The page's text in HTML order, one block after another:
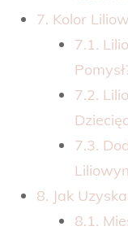
7. Kolor
7.1.
7.2.
7.3.
8. Jak
8.1.